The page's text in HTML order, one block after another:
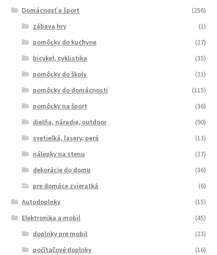
Domácnosť a šport
(256)
zábava hry
(1)
pomôcky do kuchyne
(27)
bicykel, cyklistika
(35)
pomôcky do školy
(21)
pomôcky do domácnosti
(115)
pomôcky na šport
(36)
dielňa, náradie, outdoor
(90)
svetielká, lasery, perá
(13)
nálepky na stenu
(27)
dekorácie do domu
(36)
pre domáce zvieratká
(6)
Autodoplnky
(15)
Elektronika a mobil
(45)
doplnky pre mobil
(23)
počítačové doplnky
(16)